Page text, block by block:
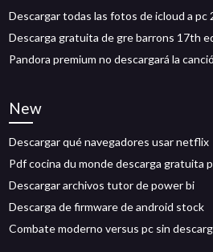
Descargar todas las fotos de icloud a pc
Descarga gratuita de gre barrons 17th
Pandora premium no descargará la
New
Descargar qué navegadores usar netflix
Pdf cocina du monde descarga gratuita
Descargar archivos tutor de power bi
Descarga de firmware de android stock
Combate moderno versus pc sin